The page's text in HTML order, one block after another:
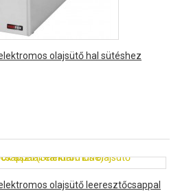
olajsütő hal sütéshez
olajsütő leeresztőcsappal